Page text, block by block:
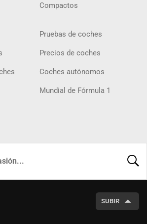
Compactos
Pruebas de coches
Precios de coches
Coches autónomos
Mundial de Fórmula 1
SUBIR